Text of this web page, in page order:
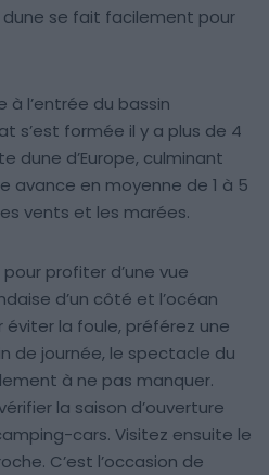
dune se fait facilement pour
à l’entrée du bassin
s’est formée il y a plus de 4
dune d’Europe, culminant
avance en moyenne de 1 à 5
vents et les marées.
profiter d’une vue
d’un côté et l’océan
éviter la foule, préférez une
de journée, le spectacle du
à ne pas manquer.
la saison d’ouverture
cars. Visitez ensuite le
C’est l’occasion de